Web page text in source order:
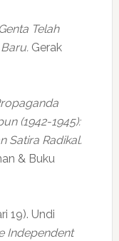
Genta Telah
Gerak
(1942-1945):
Satira Radikal.
& Buku
19). Undi
Independent